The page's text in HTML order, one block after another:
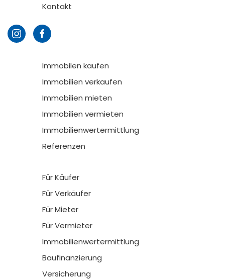
Kontakt
Immobilen kaufen
Immobilien verkaufen
Immobilien mieten
Immobilien vermieten
Immobilienwertermittlung
Referenzen
Für Käufer
Für Verkäufer
Für Mieter
Für Vermieter
Immobilienwertermittlung
Baufinanzierung
Versicherung